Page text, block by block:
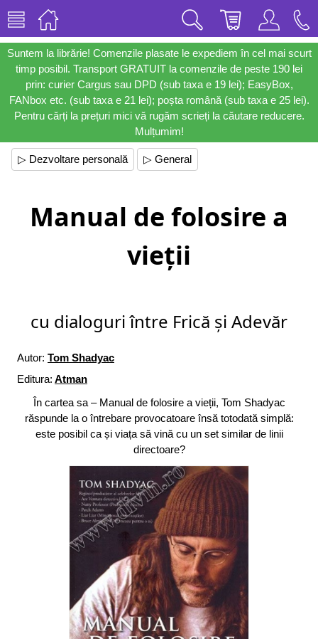
Suntem la librărie! Comenzile plasate le expediem în cel mai scurt
timp posibil. Transport GRATUIT la comenzile de peste 190 lei
prin: curier Cargus sau DPD (sub taxa e 19 lei); EasyBox,
FANbox etc. (sub taxa e 21 lei); poșta română (sub taxa e 25 lei).
Pentru cărți la prețuri mici vă rugăm scrieți la căutare reducere.
Mulțumim!
▷ Dezvoltare personală ▷ General
Manual de folosire a
vieții
cu dialoguri între Frică și Adevăr
Autor: Tom Shadyac
Editura: Atman
În cartea sa – Manual de folosire a vieții, Tom Shadyac
răspunde la o întrebare provocatoare însă totodată simplă:
este posibil ca și viața să vină cu un set similar de linii
directoare?